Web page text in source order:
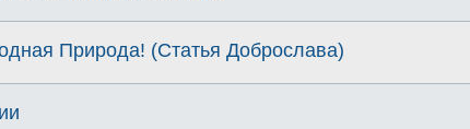
Природа! (Статья Доброслава)